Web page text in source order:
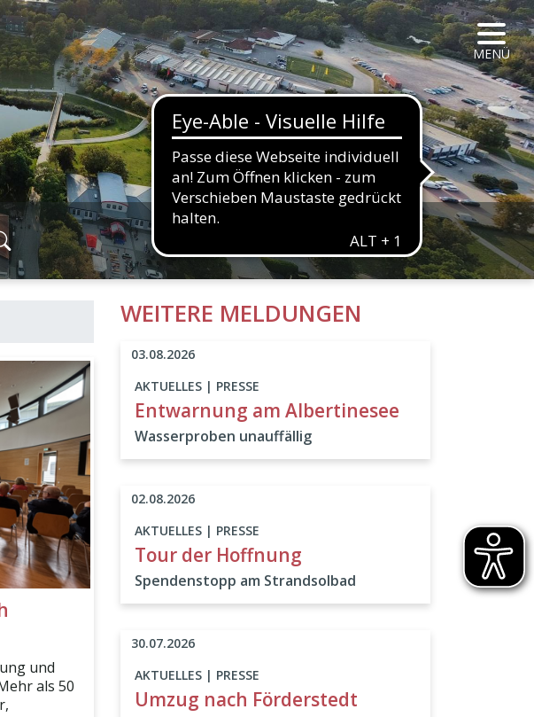
MENÜ
FORMULARSCHALTFLÄCHE
und
als 50
WEITERE MELDUNGEN
AKTUELLES | PRESSE
Entwarnung am Albertinesee
Wasserproben unauffällig
03.08.2026
AKTUELLES | PRESSE
Tour der Hoffnung
Spendenstopp am Strandsolbad
02.08.2026
AKTUELLES | PRESSE
Umzug nach Förderstedt
30.07.2026